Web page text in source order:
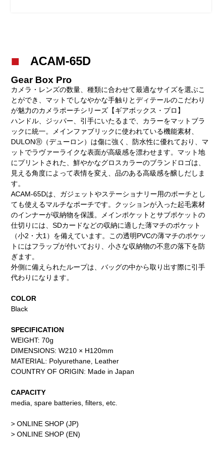
ACAM-65D
Gear Box Pro
カメラ・レンズの数量、種類に合わせて最適なサイズを選ぶこ
とができ、マットでしなやかな手触りとディテールのこだわり
が魅力のカメラポーチシリーズ【ギアボックス・プロ】
ハンドル、ジッパー、引手にいたるまで、カラーをマットブラ
ックに統一。メインファブリックに使われている機能素材、
DULONⓇ（デューロン）は傷に強く、防水性に優れており、マ
ットでラヴァーライクな表面が高級感を漂わせます。マット地
にプリントされた、鮮やかなグロスカラーのブランドロゴは、
見える角度によって表情を変え、品のある高級感を醸しだしま
す。
ACAM-65Dは、ガジェットやステーショナリー用のポーチとし
ても使えるマルチなポーチです。クッションが入った起毛素材
のインナーが収納物を保護。メインポケットとサブポケットの
仕切りには、SDカードなどの収納に適した薄マチのポケット
（小2・大1）を備えています。この透明PVCの薄マチのポケッ
トにはフラップが付いており、小さな収納物の不意の落下を防
ぎます。
外側に備えられたループは、バッグの中から取り出す際に引手
代わりになります。
COLOR
Black
SPECIFICATION
WEIGHT: 70g
DIMENSIONS: W210 × H120mm
MATERIAL: Polyurethane, Leather
COUNTRY OF ORIGIN: Made in Japan
CAPACITY
media, spare batteries, filters, etc.
> ONLINE SHOP (JP)
> ONLINE SHOP (EN)